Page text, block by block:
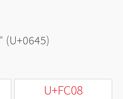
“ (U+0645)
U+FC08